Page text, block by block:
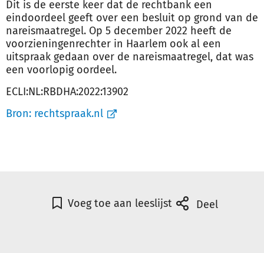
Dit is de eerste keer dat de rechtbank een
eindoordeel geeft over een besluit op grond van de
nareismaatregel. Op 5 december 2022 heeft de
voorzieningenrechter in Haarlem ook al een
uitspraak gedaan over de nareismaatregel, dat was
een voorlopig oordeel.
ECLI:NL:RBDHA:2022:13902
Bron: rechtspraak.nl
Voeg toe aan leeslijst Deel